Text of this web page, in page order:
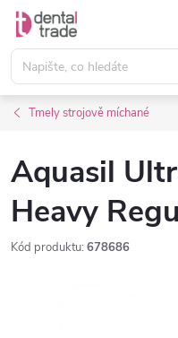
Přejít
obsah
Tmely strojově míchané
Aquasil
Heavy
Kód produktu: 678686